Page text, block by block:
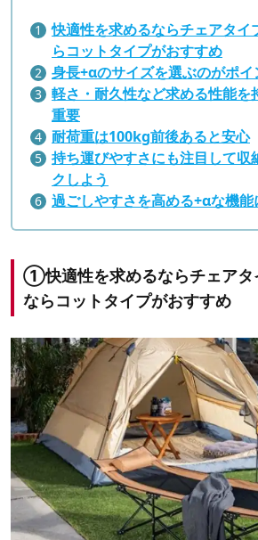
快適性を求めるならチェアタイ
らコットタイプがおすすめ
身長+αのサイズを選ぶのがポイ
軽さ・耐久性など求める性能を
重要
耐荷重は100kg前後あると安心
持ち運びやすさにも注目して収
クしよう
過ごしやすさを高める+αな機能
①快適性を求めるならチェア
ならコットタイプがおすすめ